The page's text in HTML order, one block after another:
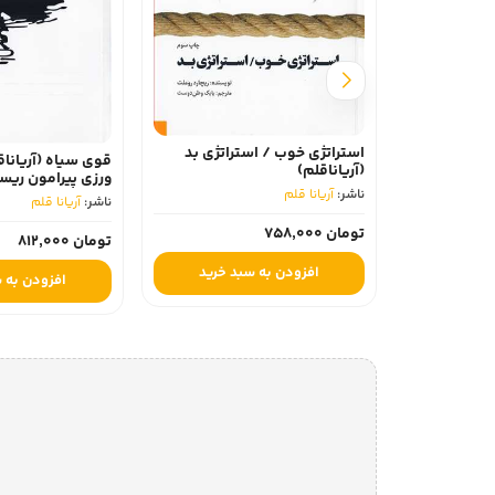
استراتژی خوب / استراتژی بد
(آریاناقلم)
ناشر: آریانا قلم
تومان 758,000
افزودن به سبد خرید
قوی سیاه
ورزی پیرامون
ناشر: آریانا قلم
تومان 812,000
افزودن